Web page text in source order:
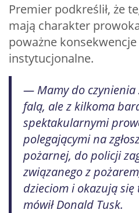
Premier podkreślił, że
mają charakter
poważne konsekwencje
instytucjonalne.
— Mamy do czynienia
falą, ale z kilkoma
spektakularnymi
polegającymi na
pożarnej, do policji
związanego z
dzieciom i okazują
mówił Donald Tusk.